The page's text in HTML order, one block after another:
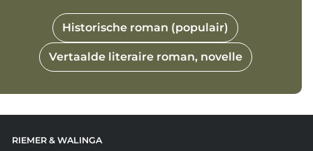
Historische roman (populair)
Vertaalde literaire roman, novelle
RIEMER & WALINGA